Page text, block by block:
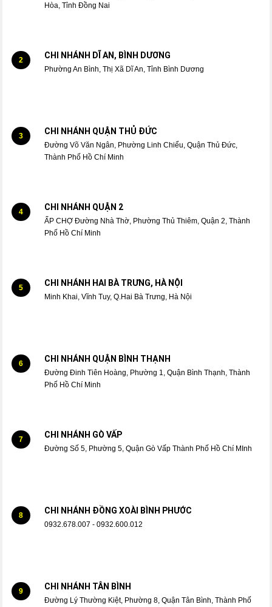
Hòa, Tỉnh Đồng Nai
2 CHI NHÁNH DĨ AN, BÌNH DƯƠNG
Phường An Bình, Thị Xã Dĩ An, Tỉnh Bình Dương
3 CHI NHÁNH QUẬN THỦ ĐỨC
Đường Võ Văn Ngân, Phường Linh Chiểu, Quận Thủ Đức,
Thành Phố Hồ Chí Minh
4 CHI NHÁNH QUẬN 2
ẤP CHỢ Đường Nhà Thờ, Phường Thủ Thiêm, Quận 2, Thành
Phố Hồ Chí Minh
5 CHI NHÁNH HAI BÀ TRƯNG, HÀ NỘI
Minh Khai, Vĩnh Tuy, Q.Hai Bà Trưng, Hà Nội
6 CHI NHÁNH QUẬN BÌNH THẠNH
Đường Đinh Tiên Hoàng, Phường 1, Quận Bình Thạnh, Thành
Phố Hồ Chí Minh
7 CHI NHÁNH GÒ VẤP
Đường Số 5, Phường 5, Quận Gò Vấp Thành Phố Hồ Chí MInh
8 CHI NHÁNH ĐỒNG XOÀI BÌNH PHƯỚC
0932.678.007 - 0932.600.012
9 CHI NHÁNH TÂN BÌNH
Đường Lý Thường Kiệt, Phường 8, Quận Tân Bình, Thành Phố